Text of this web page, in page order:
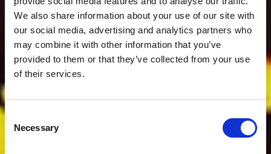
We also share information about your use of our site with
our social media, advertising and analytics partners who
may combine it with other information that you’ve
provided to them or that they’ve collected from your use
of their services.
Consent
Selection
Necessary